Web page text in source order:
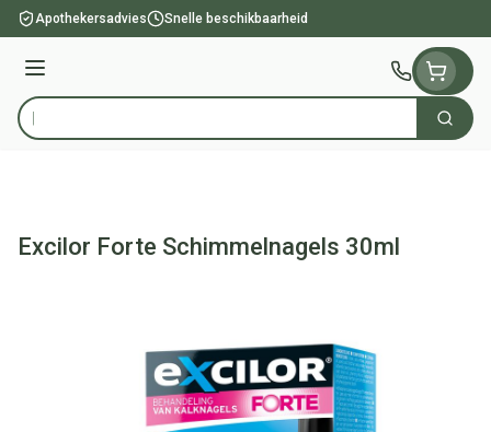
Ga naar de inhoud
Apothekersadvies Snelle beschikbaarheid
Menu
Product, merk, categorie... Zoek
Excilor Forte Schimmelnagels 30ml